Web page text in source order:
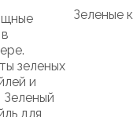
Зеленые